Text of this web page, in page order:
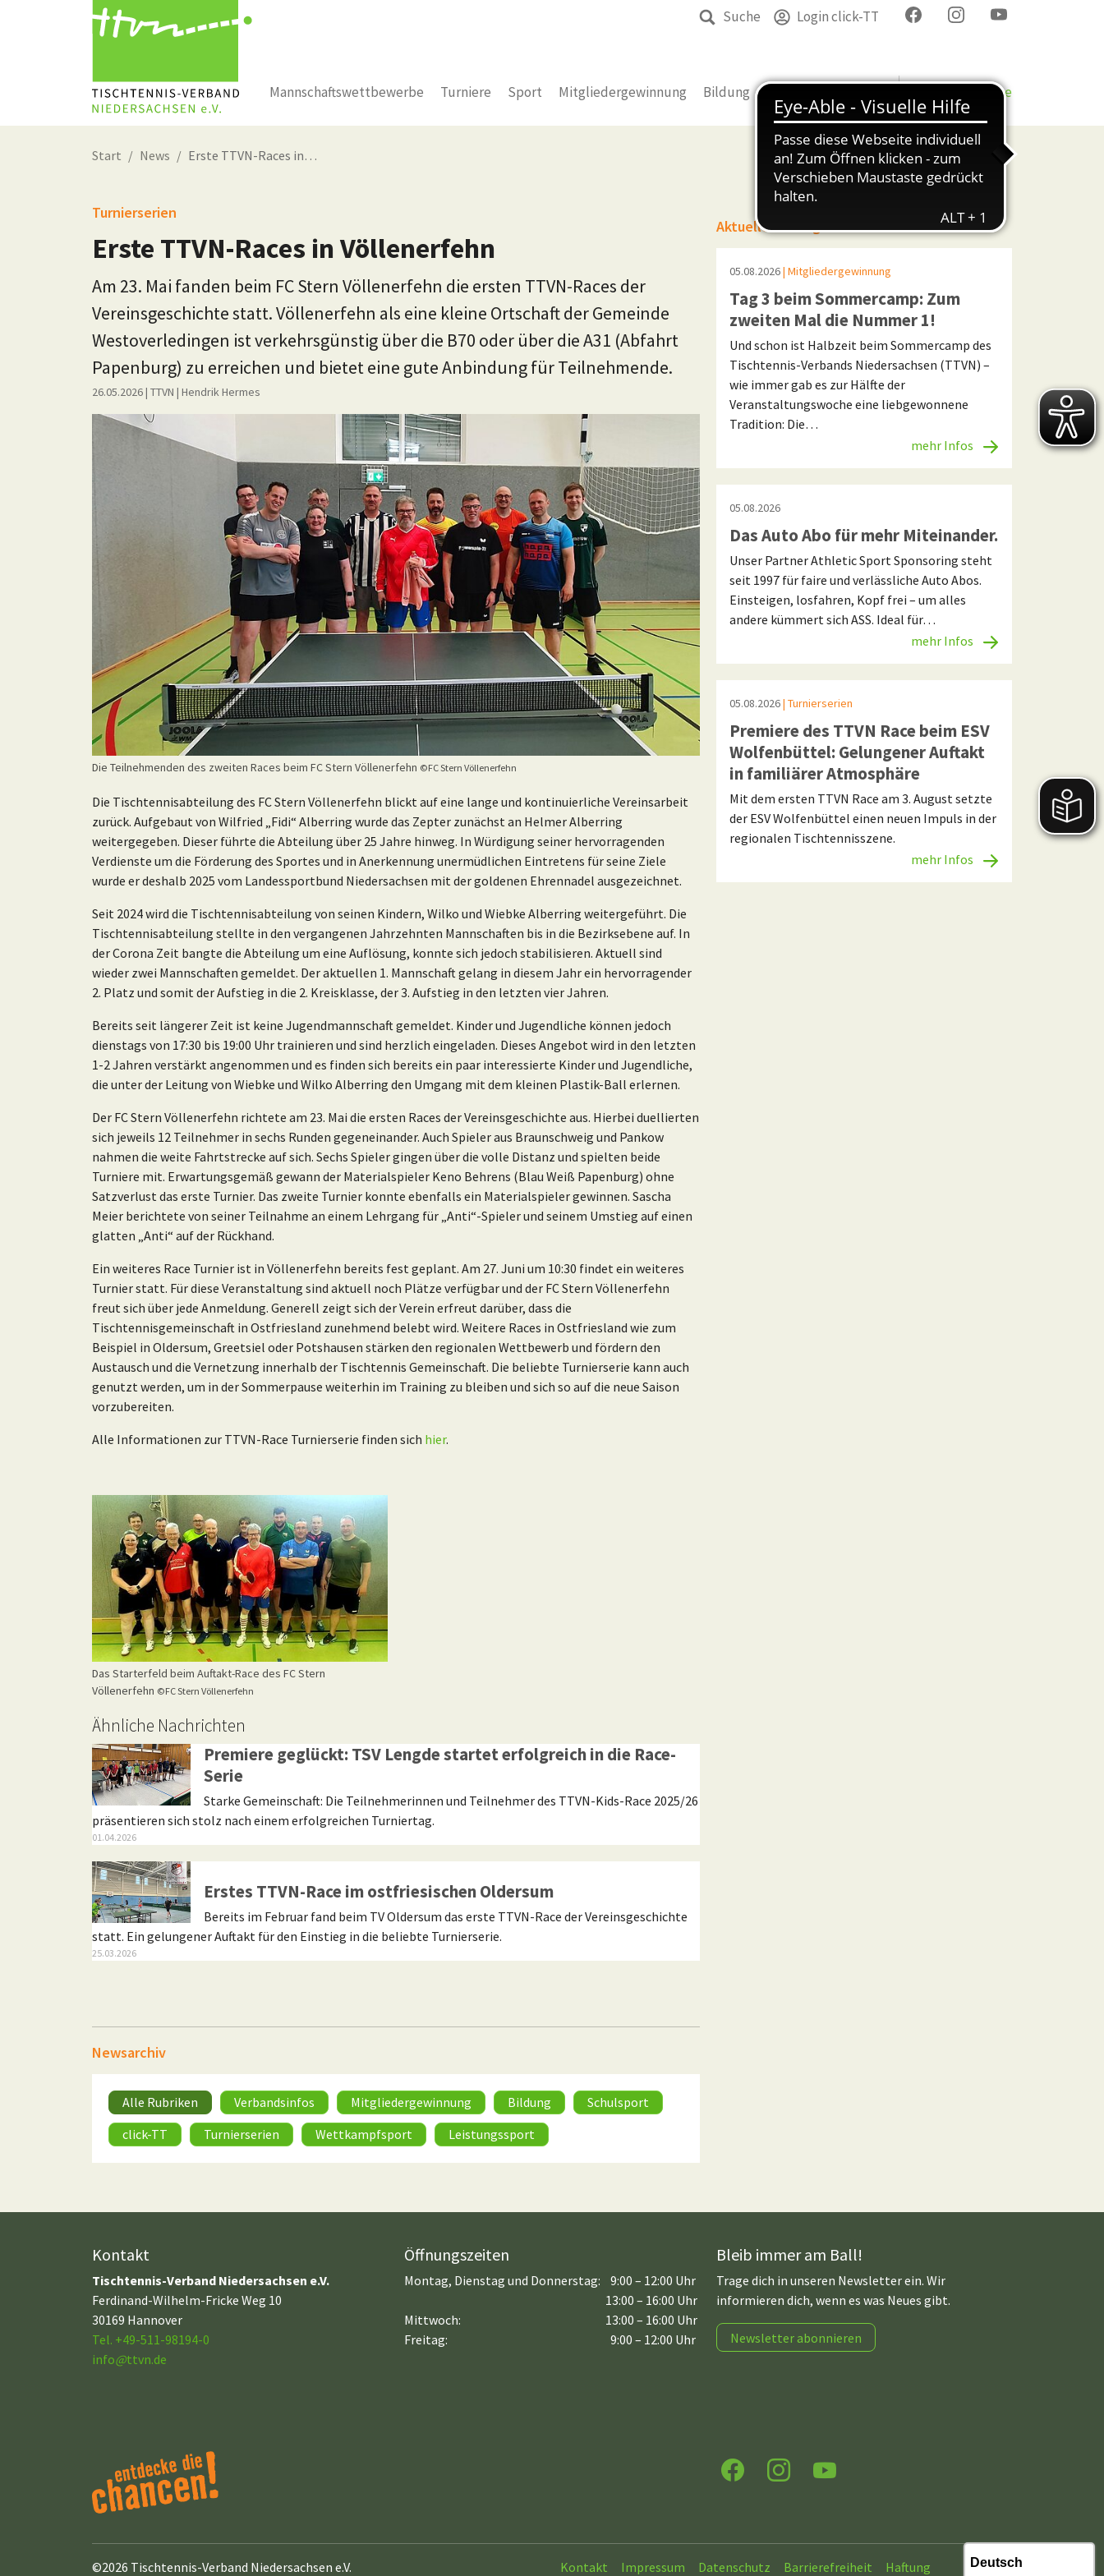
Suche Login click-TT
Mannschaftswettbewerbe Turniere Sport Mitgliedergewinnung Bildung Bezirke & Kreise
Start News Erste TTVN-Races in…
Turnierserien
Erste TTVN-Races in Völlenerfehn
Am 23. Mai fanden beim FC Stern Völlenerfehn die ersten TTVN-Races der
Vereinsgeschichte statt. Völlenerfehn als eine kleine Ortschaft der Gemeinde
Westoverledingen ist verkehrsgünstig über die B70 oder über die A31 (Abfahrt
Papenburg) zu erreichen und bietet eine gute Anbindung für Teilnehmende.
26.05.2026| TTVN | Hendrik Hermes
Die Teilnehmenden des zweiten Races beim FC Stern Völlenerfehn ©FC Stern Völlenerfehn
Die Tischtennisabteilung des FC Stern Völlenerfehn blickt auf eine lange und kontinuierliche Vereinsarbeit
zurück. Aufgebaut von Wilfried „Fidi“ Alberring wurde das Zepter zunächst an Helmer Alberring
weitergegeben. Dieser führte die Abteilung über 25 Jahre hinweg. In Würdigung seiner hervorragenden
Verdienste um die Förderung des Sportes und in Anerkennung unermüdlichen Eintretens für seine Ziele
wurde er deshalb 2025 vom Landessportbund Niedersachsen mit der goldenen Ehrennadel ausgezeichnet.
Seit 2024 wird die Tischtennisabteilung von seinen Kindern, Wilko und Wiebke Alberring weitergeführt. Die
Tischtennisabteilung stellte in den vergangenen Jahrzehnten Mannschaften bis in die Bezirksebene auf. In
der Corona Zeit bangte die Abteilung um eine Auflösung, konnte sich jedoch stabilisieren. Aktuell sind
wieder zwei Mannschaften gemeldet. Der aktuellen 1. Mannschaft gelang in diesem Jahr ein hervorragender
2. Platz und somit der Aufstieg in die 2. Kreisklasse, der 3. Aufstieg in den letzten vier Jahren.
Bereits seit längerer Zeit ist keine Jugendmannschaft gemeldet. Kinder und Jugendliche können jedoch
dienstags von 17:30 bis 19:00 Uhr trainieren und sind herzlich eingeladen. Dieses Angebot wird in den letzten
1-2 Jahren verstärkt angenommen und es finden sich bereits ein paar interessierte Kinder und Jugendliche,
die unter der Leitung von Wiebke und Wilko Alberring den Umgang mit dem kleinen Plastik-Ball erlernen.
Der FC Stern Völlenerfehn richtete am 23. Mai die ersten Races der Vereinsgeschichte aus. Hierbei duellierten
sich jeweils 12 Teilnehmer in sechs Runden gegeneinander. Auch Spieler aus Braunschweig und Pankow
nahmen die weite Fahrtstrecke auf sich. Sechs Spieler gingen über die volle Distanz und spielten beide
Turniere mit. Erwartungsgemäß gewann der Materialspieler Keno Behrens (Blau Weiß Papenburg) ohne
Satzverlust das erste Turnier. Das zweite Turnier konnte ebenfalls ein Materialspieler gewinnen. Sascha
Meier berichtete von seiner Teilnahme an einem Lehrgang für „Anti“-Spieler und seinem Umstieg auf einen
glatten „Anti“ auf der Rückhand.
Ein weiteres Race Turnier ist in Völlenerfehn bereits fest geplant. Am 27. Juni um 10:30 findet ein weiteres
Turnier statt. Für diese Veranstaltung sind aktuell noch Plätze verfügbar und der FC Stern Völlenerfehn
freut sich über jede Anmeldung. Generell zeigt sich der Verein erfreut darüber, dass die
Tischtennisgemeinschaft in Ostfriesland zunehmend belebt wird. Weitere Races in Ostfriesland wie zum
Beispiel in Oldersum, Greetsiel oder Potshausen stärken den regionalen Wettbewerb und fördern den
Austausch und die Vernetzung innerhalb der Tischtennis Gemeinschaft. Die beliebte Turnierserie kann auch
genutzt werden, um in der Sommerpause weiterhin im Training zu bleiben und sich so auf die neue Saison
vorzubereiten.
Alle Informationen zur TTVN-Race Turnierserie finden sich hier.
Das Starterfeld beim Auftakt-Race des FC Stern
Völlenerfehn ©FC Stern Völlenerfehn
Ähnliche Nachrichten
Premiere geglückt: TSV Lengde startet erfolgreich in die Race-
Serie
Starke Gemeinschaft: Die Teilnehmerinnen und Teilnehmer des TTVN-Kids-Race 2025/26
präsentieren sich stolz nach einem erfolgreichen Turniertag.
01.04.2026
Erstes TTVN-Race im ostfriesischen Oldersum
Bereits im Februar fand beim TV Oldersum das erste TTVN-Race der Vereinsgeschichte
statt. Ein gelungener Auftakt für den Einstieg in die beliebte Turnierserie.
25.03.2026
Aktuelle Beiträge
05.08.2026| Mitgliedergewinnung
Tag 3 beim Sommercamp: Zum
zweiten Mal die Nummer 1!
Und schon ist Halbzeit beim Sommercamp des
Tischtennis-Verbands Niedersachsen (TTVN) –
wie immer gab es zur Hälfte der
Veranstaltungswoche eine liebgewonnene
Tradition: Die…
mehr Infos
05.08.2026
Das Auto Abo für mehr Miteinander.
Unser Partner Athletic Sport Sponsoring steht
seit 1997 für faire und verlässliche Auto Abos.
Einsteigen, losfahren, Kopf frei – um alles
andere kümmert sich ASS. Ideal für…
mehr Infos
05.08.2026| Turnierserien
Premiere des TTVN Race beim ESV
Wolfenbüttel: Gelungener Auftakt
in familiärer Atmosphäre
Mit dem ersten TTVN Race am 3. August setzte
der ESV Wolfenbüttel einen neuen Impuls in der
regionalen Tischtennisszene.
mehr Infos
Newsarchiv
Alle Rubriken Verbandsinfos Mitgliedergewinnung Bildung
Schulsport
click-TT
Turnierserien Wettkampfsport Leistungssport
Kontakt
Tischtennis-Verband Niedersachsen e.V.
Ferdinand-Wilhelm-Fricke Weg 10
30169 Hannover
Tel. +49-511-98194-0
info@ttvn.de
Öffnungszeiten
Montag, Dienstag und Donnerstag:
9:00 – 12:00 Uhr
13:00 – 16:00 Uhr
Mittwoch:
Freitag:
13:00 – 16:00 Uhr
9:00 – 12:00 Uhr
Bleib immer am Ball!
Trage dich in unseren Newsletter ein. Wir
informieren dich, wenn es was Neues gibt.
Newsletter abonnieren
©2026 Tischtennis-Verband Niedersachsen e.V. Kontakt Impressum Datenschutz Barrierefreiheit Haftung